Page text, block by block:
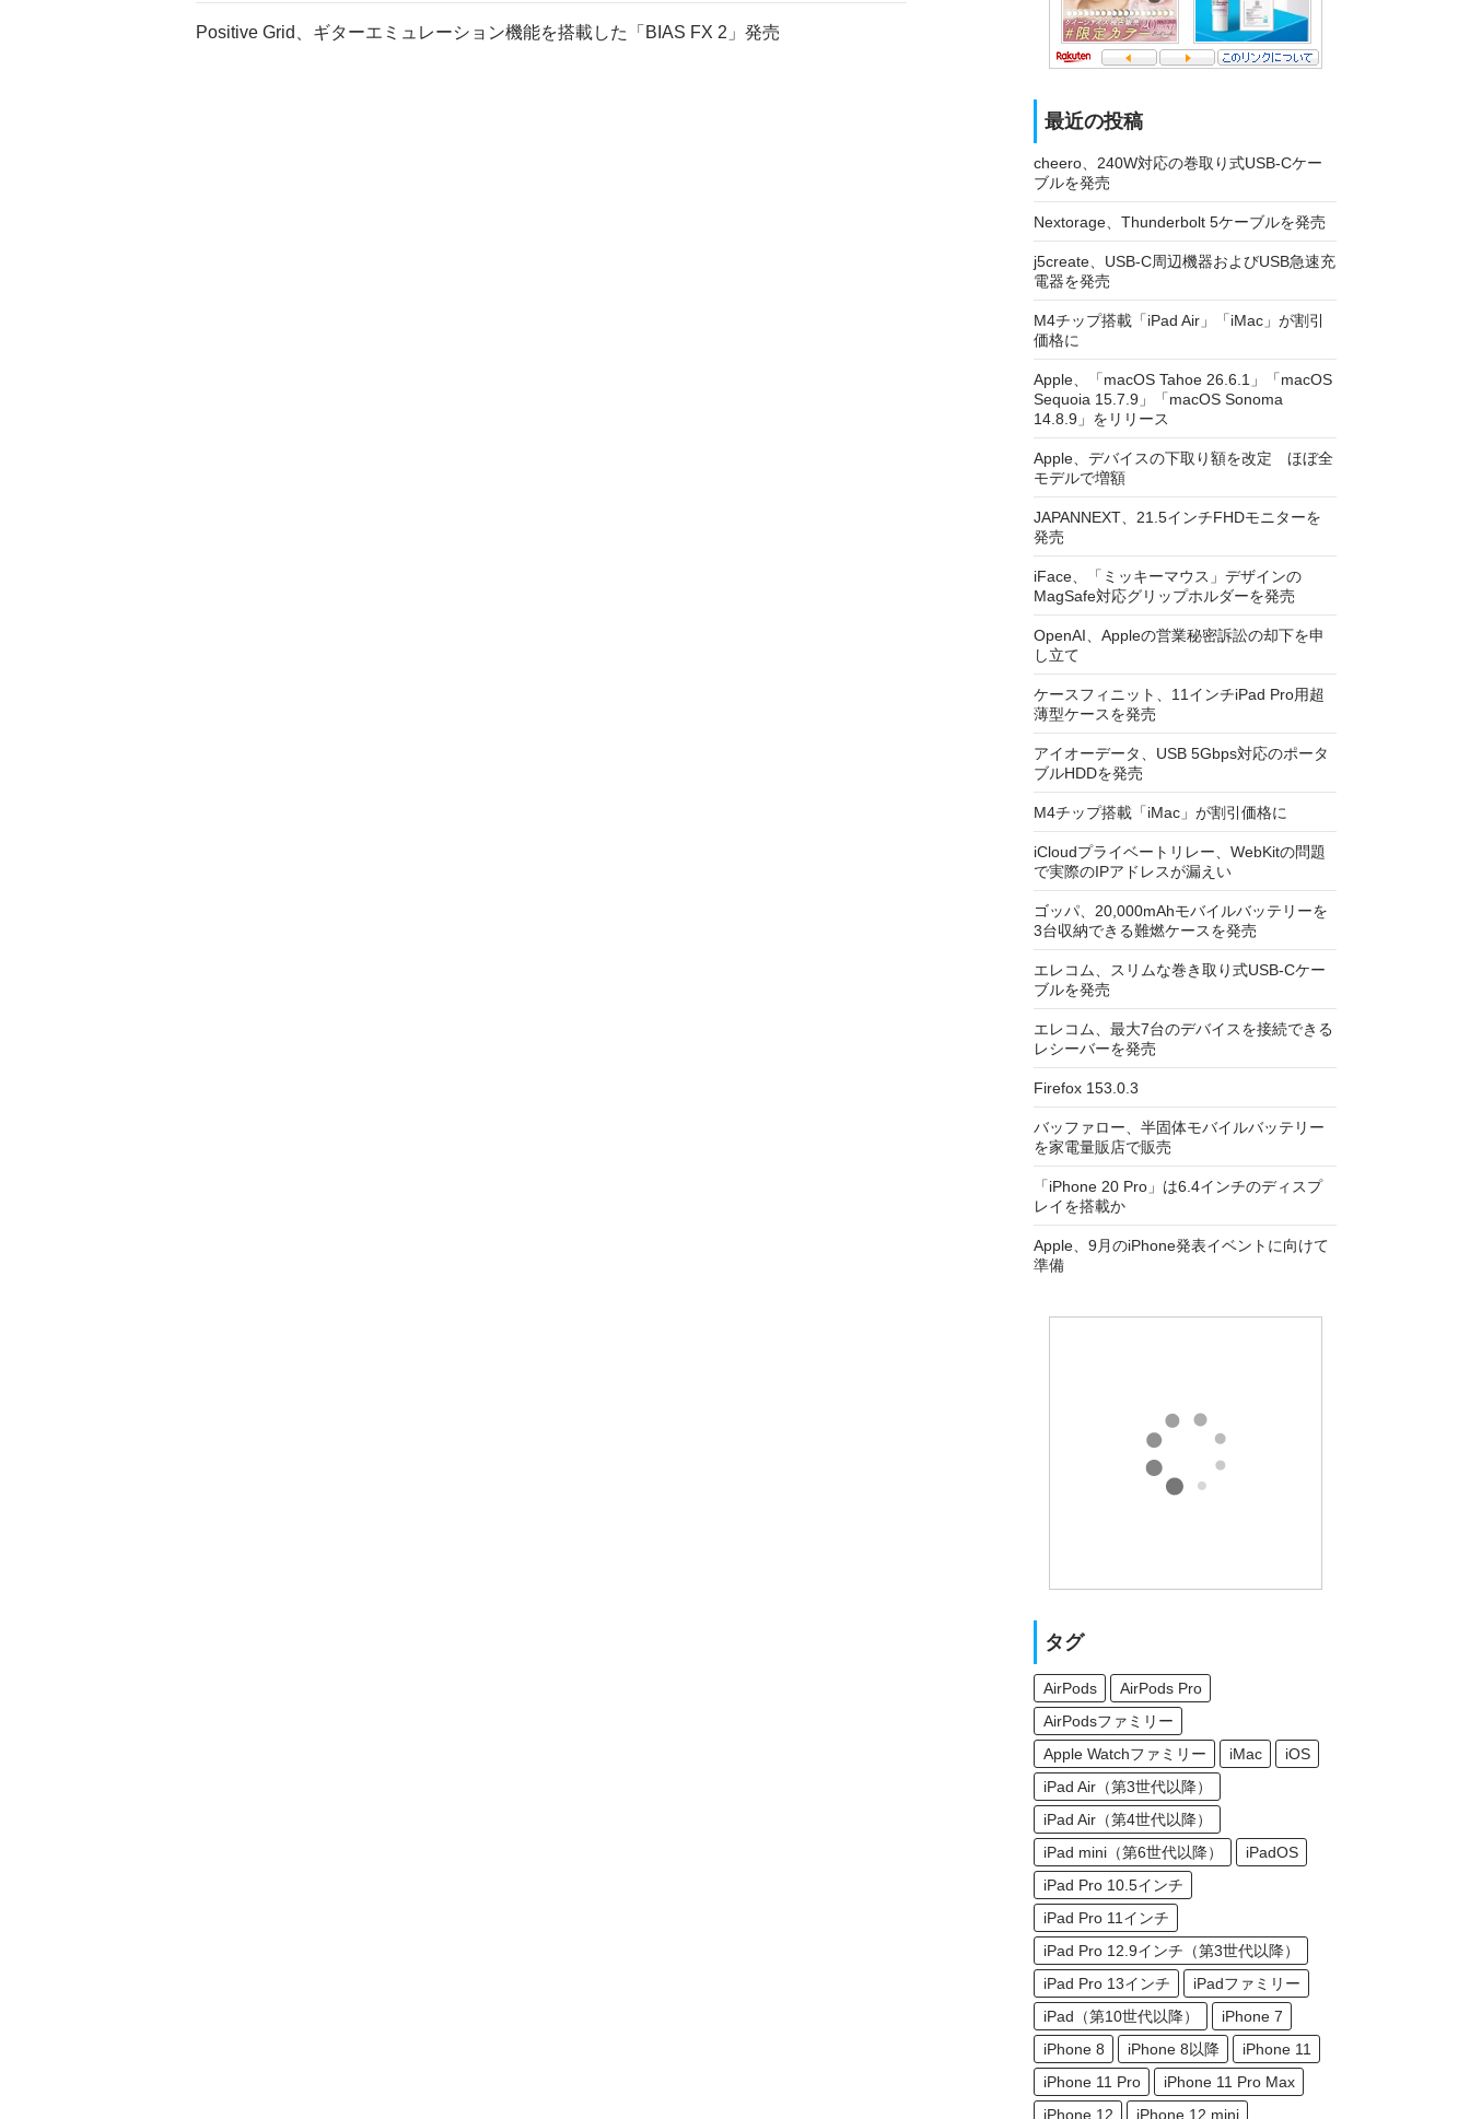
Positive Grid、ギターエミュレーション機能を搭載した「BIAS FX 2」発売
最近の投稿
cheero、240W対応の巻取り式USB-Cケー
ブルを発売
Nextorage、Thunderbolt 5ケーブルを発売
j5create、USB-C周辺機器およびUSB急速充
電器を発売
M4チップ搭載「iPad Air」「iMac」が割引
価格に
Apple、「macOS Tahoe 26.6.1」「macOS
Sequoia 15.7.9」「macOS Sonoma
14.8.9」をリリース
Apple、デバイスの下取り額を改定 ほぼ全
モデルで増額
JAPANNEXT、21.5インチFHDモニターを
発売
iFace、「ミッキーマウス」デザインの
MagSafe対応グリップホルダーを発売
OpenAI、Appleの営業秘密訴訟の却下を申
し立て
ケースフィニット、11インチiPad Pro用超
薄型ケースを発売
アイオーデータ、USB 5Gbps対応のポータ
ブルHDDを発売
M4チップ搭載「iMac」が割引価格に
iCloudプライベートリレー、WebKitの問題
で実際のIPアドレスが漏えい
ゴッパ、20,000mAhモバイルバッテリーを
3台収納できる難燃ケースを発売
エレコム、スリムな巻き取り式USB-Cケー
ブルを発売
エレコム、最大7台のデバイスを接続できる
レシーバーを発売
Firefox 153.0.3
バッファロー、半固体モバイルバッテリー
を家電量販店で販売
「iPhone 20 Pro」は6.4インチのディスプ
レイを搭載か
Apple、9月のiPhone発表イベントに向けて
準備
タグ
AirPods
AirPods Pro
AirPodsファミリー
Apple Watchファミリー
iMac
iOS
iPad Air（第3世代以降）
iPad Air（第4世代以降）
iPad mini（第6世代以降）
iPadOS
iPad Pro 10.5インチ
iPad Pro 11インチ
iPad Pro 12.9インチ（第3世代以降）
iPad Pro 13インチ
iPadファミリー
iPad（第10世代以降）
iPhone 7
iPhone 8
iPhone 8以降
iPhone 11
iPhone 11 Pro
iPhone 11 Pro Max
iPhone 12
iPhone 12 mini